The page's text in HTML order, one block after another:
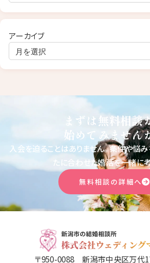
アーカイブ
まずは無料相談
始めてみません
入会を迫ることはありません。条件や悩み
たに合わせた婚活を一緒に考
無料相談の詳細へ
〒950-0088 新潟市中央区万代